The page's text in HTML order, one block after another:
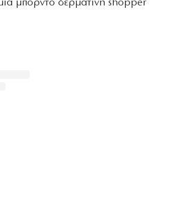
μπορντό δερμάτινη shopper